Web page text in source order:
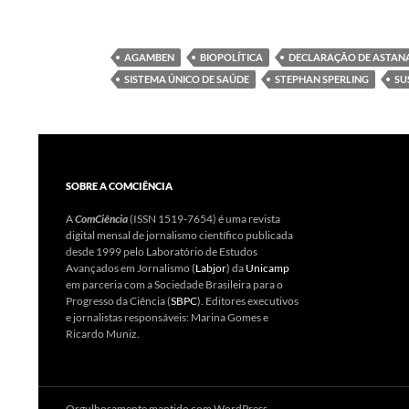
AGAMBEN BIOPOLÍTICA DECLARAÇÃO DE
SISTEMA ÚNICO DE SAÚDE
STEPHAN SPERLING
SOBRE A COMCIÊNCIA
AComCiência(ISSN 1519-7654) é uma revista
digital mensal de jornalismo científico publicada
desde 1999 pelo Laboratório de Estudos
Avançados em Jornalismo (Labjor) da Unicamp
em parceria com a Sociedade Brasileira para o
Progresso da Ciência (SBPC). Editores executivos
e jornalistas responsáveis: Marina Gomes e
Ricardo Muniz.